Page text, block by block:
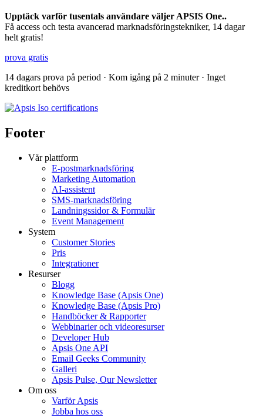
Upptäck varför tusentals användare väljer APSIS One..
Få access och testa avancerad marknadsföringstekniker, 14 dagar
helt gratis!
prova gratis
14 dagars prova på period · Kom igång på 2 minuter · Inget
kreditkort behövs
Footer
Vår plattform
E-postmarknadsföring
Marketing Automation
AI-assistent
SMS-marknadsföring
Landningssidor & Formulär
Event Management
System
Customer Stories
Pris
Integrationer
Resurser
Blogg
Knowledge Base (Apsis One)
Knowledge Base (Apsis Pro)
Handböcker & Rapporter
Webbinarier och videoresurser
Developer Hub
Apsis One API
Email Geeks Community
Galleri
Apsis Pulse, Our Newsletter
Om oss
Varför Apsis
Jobba hos oss